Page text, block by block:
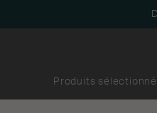
Produits